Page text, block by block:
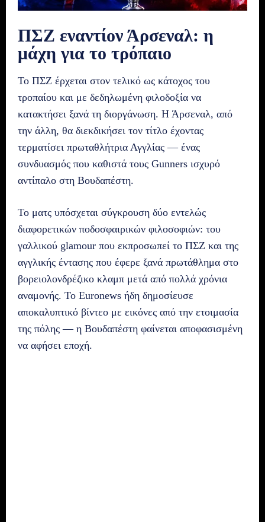
ΠΣΖ εναντίον Άρσεναλ: η
μάχη για το τρόπαιο
Το ΠΣΖ έρχεται στον τελικό ως κάτοχος του
τροπαίου και με δεδηλωμένη φιλοδοξία να
κατακτήσει ξανά τη διοργάνωση. Η Άρσεναλ, από
την άλλη, θα διεκδικήσει τον τίτλο έχοντας
τερματίσει πρωταθλήτρια Αγγλίας — ένας
συνδυασμός που καθιστά τους Gunners ισχυρό
αντίπαλο στη Βουδαπέστη.
Το ματς υπόσχεται σύγκρουση δύο εντελώς
διαφορετικών ποδοσφαιρικών φιλοσοφιών: του
γαλλικού glamour που εκπροσωπεί το ΠΣΖ και της
αγγλικής έντασης που έφερε ξανά πρωτάθλημα στο
βορειολονδρέζικο κλαμπ μετά από πολλά χρόνια
αναμονής. Το Euronews ήδη δημοσίευσε
αποκαλυπτικό βίντεο με εικόνες από την ετοιμασία
της πόλης — η Βουδαπέστη φαίνεται αποφασισμένη
να αφήσει εποχή.